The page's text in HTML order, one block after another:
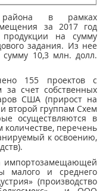
района в рамках
за 2017 год
на сумму
задания. Из нее
сумму 10,3 млн. долл.
155 проектов с
счет собственных
США (прирост на
второй группам Схем
осуществляются в
количестве, перечень
к освоению,
импортозамещающей
малого и среднего
(производство